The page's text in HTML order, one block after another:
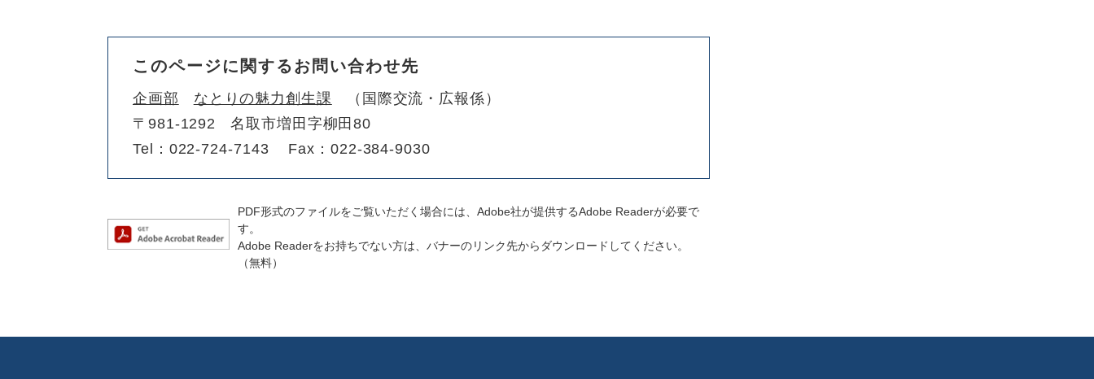
このページに関するお問い合わせ先
企画部 なとりの魅力創生課
国際交流・広報係
〒981-1292
名取市増田字柳田80
Tel：022-724-7143
Fax：022-384-9030
PDF形式のファイルをご覧いただく場合には、Adobe社が提供するAdobe Readerが必要で
す。
Adobe Readerをお持ちでない方は、バナーのリンク先からダウンロードしてください。
（無料）